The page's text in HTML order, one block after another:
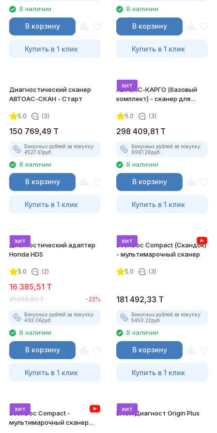
В наличии
В корзину
Купить в 1 клик
В наличии
В корзину
Купить в 1 клик
Диагностический сканер
АВТОАС-СКАН - Старт
5.0 (3)
150 769,49 T
Бонусных рублей за покупку:
4527.61руб.
В наличии
В корзину
Купить в 1 клик
хит
АВТОАС-КАРГО (базовый
комплект) - сканер для
спецтехники
5.0 (3)
298 409,81 T
Бонусных рублей за покупку:
8961.26руб.
В наличии
В корзину
Купить в 1 клик
хит
Диагностический адаптер
Honda HDS
5.0 (2)
16 385,51 T
21 050,83 T -22%
Бонусных рублей за покупку:
492.06руб.
В наличии
В корзину
Купить в 1 клик
хит
ScanDoc Compact (Скандок)
- мультимарочный сканер
5.0 (3)
181 492,33 T
Бонусных рублей за покупку:
5450.22руб.
В наличии
В корзину
Купить в 1 клик
хит
ScanDoc Compact -
мультимарочный сканер
хит
ВАСЯ Диагност Origin Plus